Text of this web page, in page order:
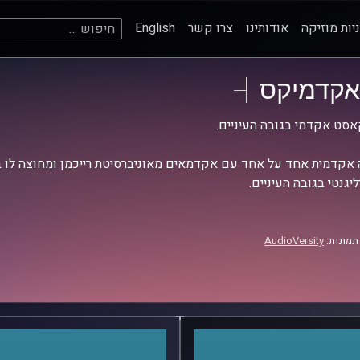
מוזיקה אודותינו צרו קשר English חיפוש:
אקדמיקס
אקדמי בגובה העיניים.
אקדמית אחד על אחד עם אקדמאים מאוניברסיטת רייכמן ומחוצה לו
בגובה העיניים.
AudioVersity